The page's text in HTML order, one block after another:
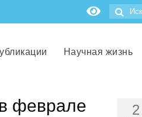
Научная жизнь
2
феврале